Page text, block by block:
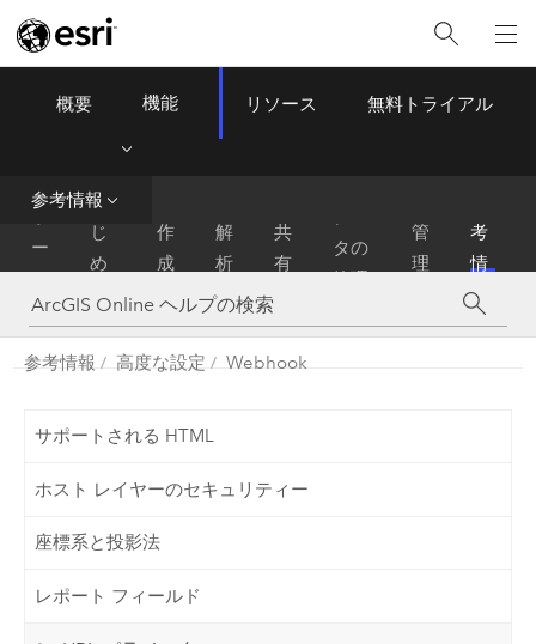
ArcGIS Online
概要 機能 リソース 無料トライアル
参考情報
ホ
ー
ム
は
じ
め
に
作
成
解
析
共
有
タの
管理
管
理
考
情
報
参考情報 高度な設定 Webhook
サポートされる HTML
ホスト レイヤーのセキュリティー
座標系と投影法
レポート フィールド